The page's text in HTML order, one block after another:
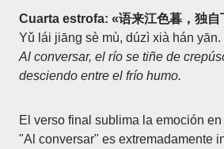
Cuarta estrofa: «语来江色暮，独自
Yǔ lái jiāng sè mù, dúzì xià hán yān.
Al conversar, el río se tiñe de
desciendo entre el frío humo.
El verso final sublima la emoción
"Al conversar" es extremadamente